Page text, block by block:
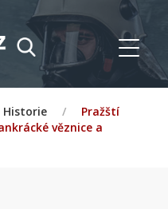
Historie /
Pražští
věznice a